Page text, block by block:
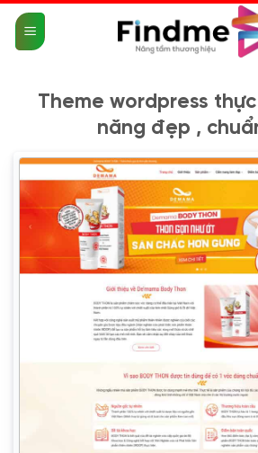
qua
nội
Theme wordpress
năng đẹp ,